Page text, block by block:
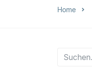
Home